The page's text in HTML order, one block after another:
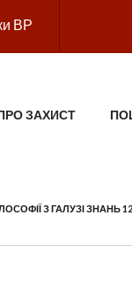
ВР
ЗАХИСТ
З ГАЛУЗІ ЗНАНЬ